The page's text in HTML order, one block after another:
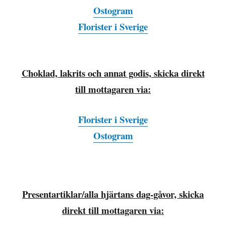
Ostogram
Florister i Sverige
Choklad, lakrits och annat godis, skicka direkt
till mottagaren via:
Florister i Sverige
Ostogram
Presentartiklar/alla hjärtans dag-gåvor, skicka
direkt till mottagaren via: